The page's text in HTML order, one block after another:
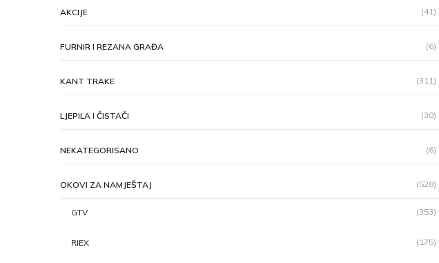
AKCIJE (41)
FURNIR I REZANA GRAĐA (6)
KANT TRAKE (311)
LJEPILA I ČISTAČI (30)
NEKATEGORISANO (6)
OKOVI ZA NAMJEŠTAJ (528)
GTV (353)
RIEX (175)